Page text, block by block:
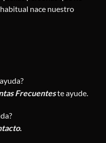
nace nuestro
Frecuenteste ayude.
.